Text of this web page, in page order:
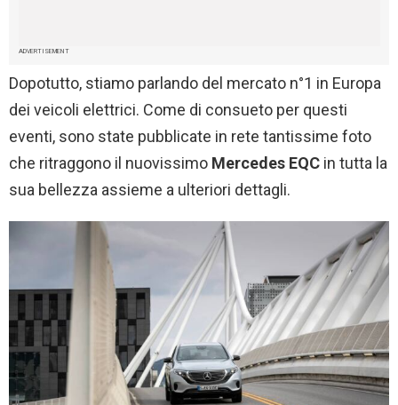
ADVERTISEMENT
Dopotutto, stiamo parlando del mercato n°1 in Europa
dei veicoli elettrici. Come di consueto per questi
eventi, sono state pubblicate in rete tantissime foto
che ritraggono il nuovissimo Mercedes EQC in tutta la
sua bellezza assieme a ulteriori dettagli.